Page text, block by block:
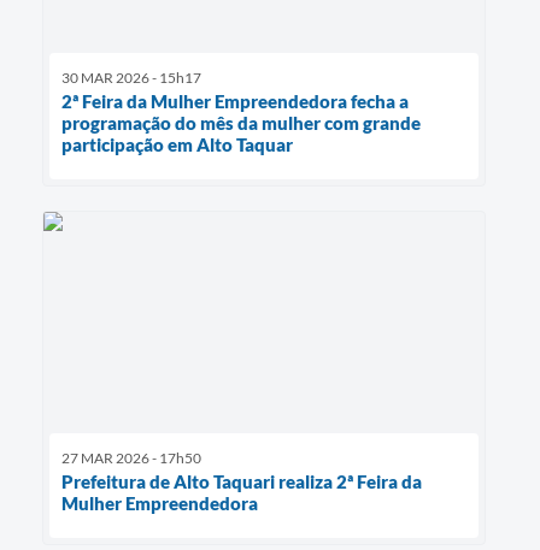
30 MAR 2026 - 15h17
2ª Feira da Mulher Empreendedora fecha a
programação do mês da mulher com grande
participação em Alto Taquar
27 MAR 2026 - 17h50
Prefeitura de Alto Taquari realiza 2ª Feira da
Mulher Empreendedora